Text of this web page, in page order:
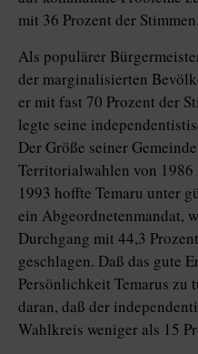
mit 36 Prozent der Stimmen.
Als populärer
der marginalisierten
er mit fast 70 Prozent der
legte seine
Der Größe seiner
Territorialwahlen von
1993 hoffte Temaru unter
ein Abgeordnetenmandat,
Durchgang mit 44,3
geschlagen. Daß das gute
Persönlichkeit Temarus zu
daran, daß der
Wahlkreis weniger als 15